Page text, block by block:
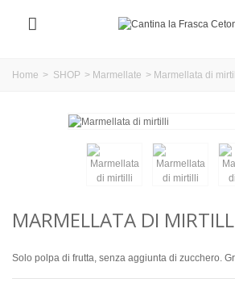
Home > SHOP > Marmellate > Marmellata di
MARMELLATA DI
Solo polpa di frutta, senza aggiunta di zucchero.